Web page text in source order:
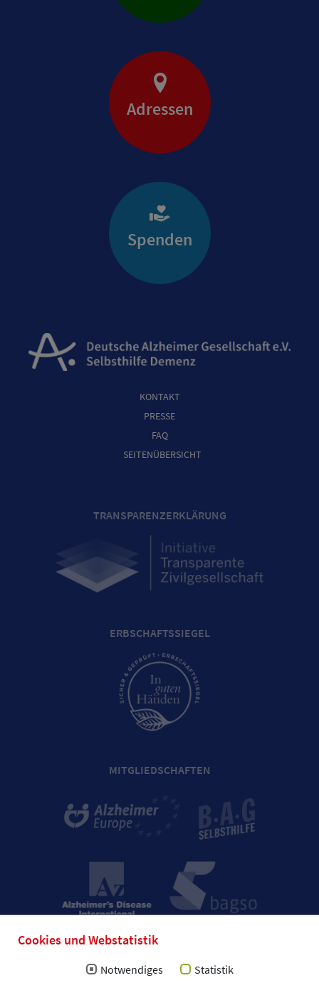
Cookies und Webstatistik
Notwendiges Statistik
Adressen
Spenden
KONTAKT
PRESSE
FAQ
SEITENÜBERSICHT
TRANSPARENZERKLÄRUNG
ERBSCHAFTSSIEGEL
MITGLIEDSCHAFTEN